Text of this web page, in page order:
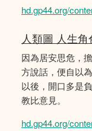
hd.gp44.org/
人類圖 人生
因為居安思危，
方說話，便自以
以後，開口多是
教比意見。
hd.gp44.org/